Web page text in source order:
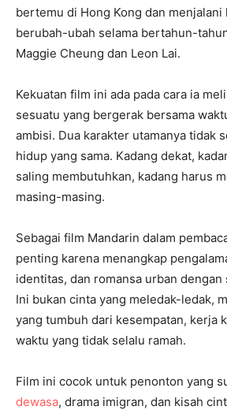
bertemu di Hong Kong dan menjalani
berubah-ubah selama bertahun-
Maggie Cheung dan Leon Lai.
Kekuatan film ini ada pada cara ia
sesuatu yang bergerak bersama
ambisi. Dua karakter utamanya tidak
hidup yang sama. Kadang dekat,
saling membutuhkan, kadang harus
masing-masing.
Sebagai film Mandarin dalam
penting karena menangkap
identitas, dan romansa urban dengan
Ini bukan cinta yang meledak-ledak,
yang tumbuh dari kesempatan, kerja
waktu yang tidak selalu ramah.
Film ini cocok untuk penonton yang
dewasa, drama imigran, dan kisah